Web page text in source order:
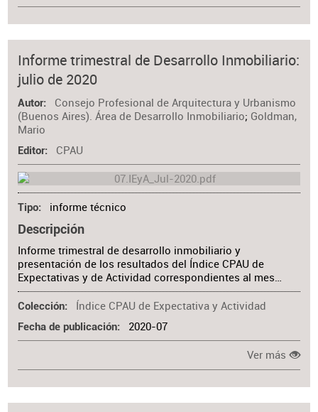
Informe trimestral de Desarrollo Inmobiliario:
julio de 2020
Autor
Consejo Profesional de Arquitectura y Urbanismo
(Buenos Aires). Área de Desarrollo Inmobiliario; Goldman,
Mario
Editor CPAU
Tipo informe técnico
Descripción
Informe trimestral de desarrollo inmobiliario y
presentación de los resultados del Índice CPAU de
Expectativas y de Actividad correspondientes al mes…
Colección Índice CPAU de Expectativa y Actividad
Fecha de publicación 2020-07
Ver más